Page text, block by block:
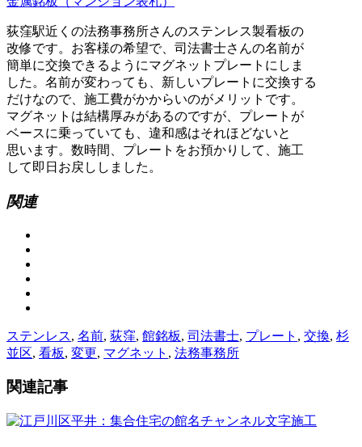
荻窪駅近くの法務事務所さんのステンレス製看板の
改修です。お客様の希望で、司法書士さんの名前が
簡単に交換できるようにマグネットプレートにしま
した。名前が変わっても、新しいプレートに交換する
だけなので、施工費がかからいのがメリットです。
マグネットは結構厚みがあるのですが、プレートが
ベースに乗っていても、違和感はそれほどないと
思います。数時間、プレートをお預かりして、施工
して即日お戻ししました。
関連
ステンレス, 名前, 荻窪, 館銘板, 司法書士, プレート , 交換, 杉
並区, 看板, 変更, マグネット , 法務事務所
関連記事